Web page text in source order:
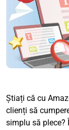
Știați că cu
clienți să
simplu să plece?